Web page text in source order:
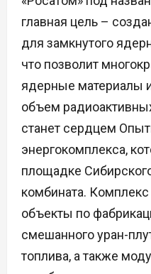
главная цель –
для замкнутого
что позволит
ядерные материалы
объем
станет сердцем
энергокомплекса,
площадке
комбината.
объекты по
смешанного уран-
топлива, а также